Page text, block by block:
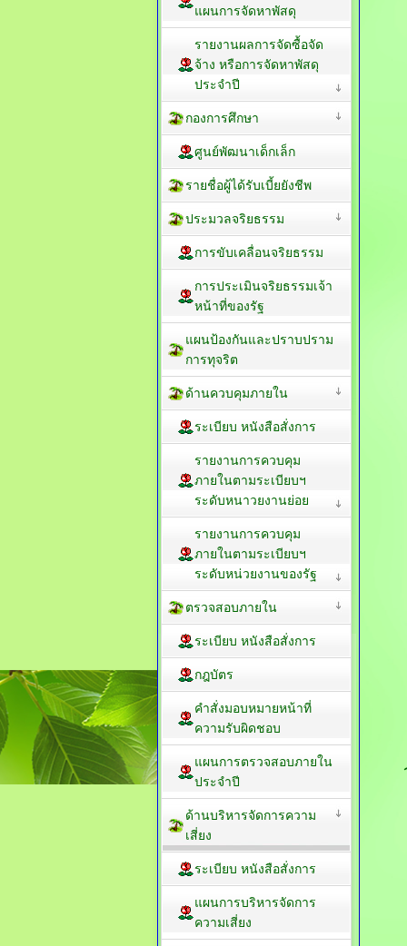
แผนการจัดหาพัสดุ
รายงานผลการจัดซื้อจัด
จ้าง หรือการจัดหาพัสดุ
ประจำปี
กองการศึกษา
ศูนย์พัฒนาเด็กเล็ก
รายชื่อผู้ได้รับเบี้ยยังชีพ
ประมวลจริยธรรม
การขับเคลื่อนจริยธรรม
การประเมินจริยธรรมเจ้า
หน้าที่ของรัฐ
แผนป้องกันและปราบปราม
การทุจริต
ด้านควบคุมภายใน
ระเบียบ หนังสือสั่งการ
รายงานการควบคุม
ภายในตามระเบียบฯ
ระดับหนาวยงานย่อย
รายงานการควบคุม
ภายในตามระเบียบฯ
ระดับหน่วยงานของรัฐ
ตรวจสอบภายใน
ระเบียบ หนังสือสั่งการ
กฎบัตร
คำสั่งมอบหมายหน้าที่
ความรับผิดชอบ
แผนการตรวจสอบภายใน
ประจำปี
ด้านบริหารจัดการความ
เสี่ยง
ระเบียบ หนังสือสั่งการ
แผนการบริหารจัดการ
ความเสี่ยง